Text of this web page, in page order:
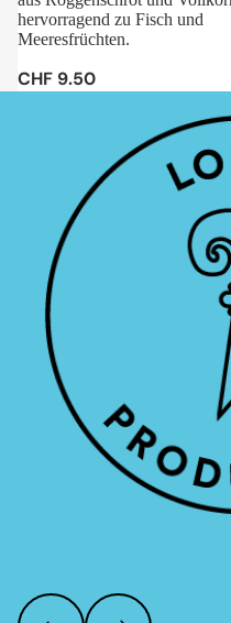
hervorragend zu Fisch und
Meeresfrüchten.
CHF 9.50